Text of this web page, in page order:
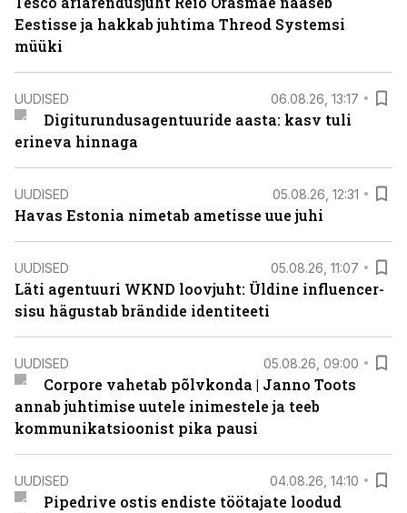
Eestisse ja hakkab juhtima Threod Systemsi
müüki
UUDISED 06.08.26, 13:17
Digiturundusagentuuride aasta: kasv tuli
erineva hinnaga
UUDISED 05.08.26, 12:31
Havas Estonia nimetab ametisse uue juhi
UUDISED 05.08.26, 11:07
Läti agentuuri WKND loovjuht: Üldine influencer-
sisu hägustab brändide identiteeti
UUDISED 05.08.26, 09:00
Corpore vahetab põlvkonda | Janno Toots
annab juhtimise uutele inimestele ja teeb
kommunikatsioonist pika pausi
UUDISED 04.08.26, 14:10
Pipedrive ostis endiste töötajate loodud